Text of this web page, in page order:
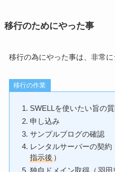
移行のためにやった事
移行の為にやった事は、非常に
移行の作業
SWELLを使いたい旨の
申し込み
サンプルブログの確認
レンタルサーバーの契約
指示後 ）
独自ドメイン取得（羽田